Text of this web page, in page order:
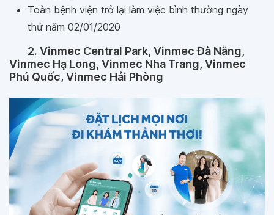
Toàn bệnh viện trở lại làm việc bình thường ngày
thứ năm 02/01/2020
2. Vinmec Central Park, Vinmec Đà Nẵng,
Vinmec Hạ Long, Vinmec Nha Trang, Vinmec
Phú Quốc, Vinmec Hải Phòng